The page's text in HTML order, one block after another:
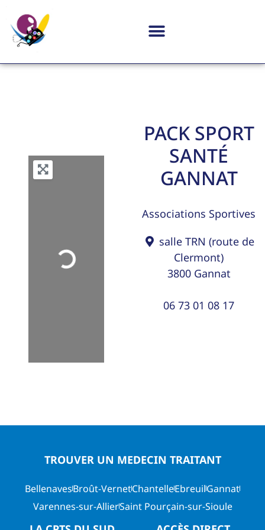
Loading...
PACK SPORT
SANTÉ
GANNAT
Associations Sportives
salle TRN (route de
Clermont)
3800 Gannat
06 73 01 08 17
TROUVER UN MEDECIN TRAITANT
BellenavesBroût-VernetChantelleEbreuilGannat
Varennes-sur-AllierSaint Pourçain-sur-Sioule